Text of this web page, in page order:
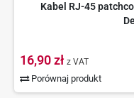
Kabel RJ-45
16,90 zł z VAT
Porównaj produkt